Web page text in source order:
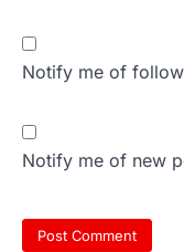
Notify me of
Notify me of new